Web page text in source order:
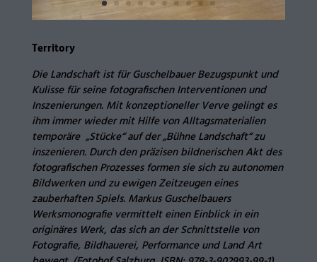
Territory
Die Landschaft ist für Guschelbauer Bezugspunkt und
Kulisse für seine fotografischen Interventionen und
Inszenierungen. Mit konzeptioneller Verve gelingt es
ihm immer wieder mit Hilfe von Alltagsmaterialien
temporäre „Stücke“ auf der „Bühne Landschaft“ zu
inszenieren. Durch den präzisen bildnerischen Akt des
fotografischen Prozesses formen sie sich zu autonomen
Bildwerken und zu ewigen Zeitzeugen eines
zauberhaften Spiels. Markus Guschelbauers
Werksmonografie vermittelt einen Einblick in ein
originäres Werk, das sich an der Schnittstelle von
Fotografie, Bildhauerei, Performance und Land Art